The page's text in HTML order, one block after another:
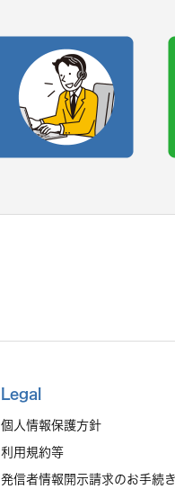
Legal
個人情報保護方針
利用規約等
発信者情報開示請求のお手続